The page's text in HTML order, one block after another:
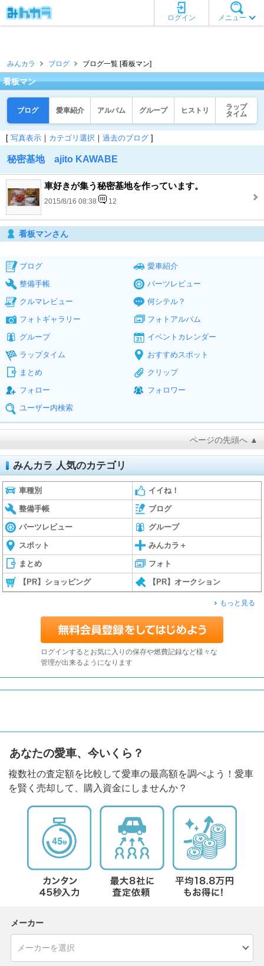
メニュー
ログイン
みんカラ ブログ ブログ一覧 [看板マン]
看板マン
ブログ 愛車紹介 アルバム グループ ヒストリ
ラップ
タイム
[ 写真表示 ｜ カテゴリ選択 ｜ 過去のブログ ]
秘密基地 ajito KAWABE
車好きが集う秘密基地を作っています。
2015/8/16 08:38 12
看板マンさん
ブログ
愛車紹介
整備手帳
パーツレビュー
クルマレビュー
何シテル？
フォトギャラリー
フォトアルバム
グループ
イベントカレンダー
ラップタイム
おすすめスポット
まとめ
クリップ
フォロー
フォロワー
ユーザー内検索
ページの先頭へ ▲
みんカラ 人気のカテゴリ
車種別 イイね！
整備手帳 ブログ
パーツレビュー グループ
スポット みんカラ＋
まとめ フォト
【PR】ショッピング 【PR】オークション
もっと見る
ログインするとお気に入りの保存や燃費記録など様々な
管理が出来るようになります
あなたの愛車、今いくら？
複数社の査定額を比較して愛車の最高額を調べよう！愛車
を賢く売却して、購入資金にしませんか？
メーカー